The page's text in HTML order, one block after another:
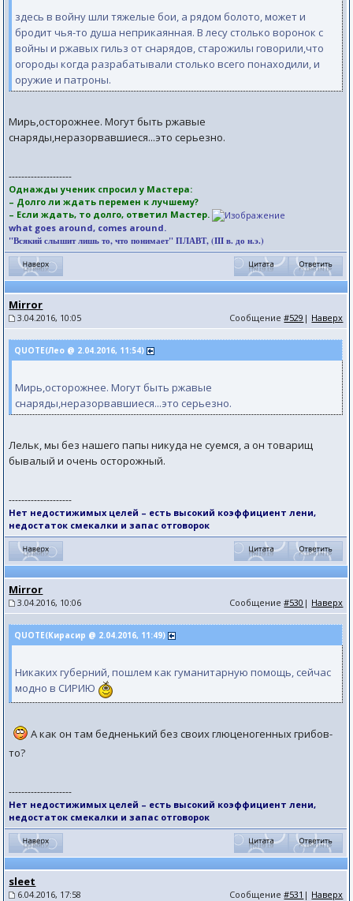
здесь в войну шли тяжелые бои, а рядом болото, может и
бродит чья-то душа неприкаянная. В лесу столько воронок с
войны и ржавых гильз от снарядов, старожилы говорили,что
огороды когда разрабатывали столько всего понаходили, и
оружие и патроны.
Мирь,осторожнее. Могут быть ржавые
снаряды,неразорвавшиеся...это серьезно.
--------------------
Однажды ученик спросил у Мастера:
– Долго ли ждать перемен к лучшему?
– Если ждать, то долго, ответил Мастер.
what goes around, comes around.
"Всякий слышит лишь то, что понимает" ПЛАВТ, (III в. до н.э.)
Mirror
3.04.2016, 10:05 Сообщение#529 | Наверх
QUOTE(Лео @ 2.04.2016, 11:54)
Мирь,осторожнее. Могут быть ржавые
снаряды,неразорвавшиеся...это серьезно.
Лельк, мы без нашего папы никуда не суемся, а он товарищ
бывалый и очень осторожный.
--------------------
Нет недостижимых целей – есть высокий коэффициент лени,
недостаток смекалки и запас отговорок
Mirror
3.04.2016, 10:06 Сообщение#530 | Наверх
QUOTE(Кирасир @ 2.04.2016, 11:49)
Никаких губерний, пошлем как гуманитарную помощь, сейчас
модно в СИРИЮ
А как он там бедненький без своих глюценогенных грибов-
то?
--------------------
Нет недостижимых целей – есть высокий коэффициент лени,
недостаток смекалки и запас отговорок
sleet
6.04.2016, 17:58 Сообщение#531 | Наверх